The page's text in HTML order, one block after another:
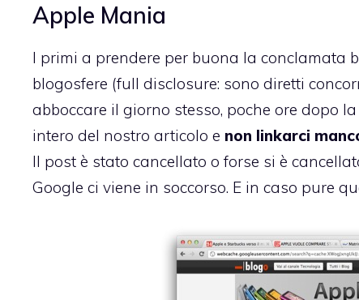
Apple Mania
I primi a prendere per buona la conclamata
blogosfere (full disclosure: sono diretti
abboccare il giorno stesso, poche ore dopo
intero del nostro articolo e non linkarci
Il post è stato cancellato o forse si è
Google ci viene in soccorso. E in caso pure